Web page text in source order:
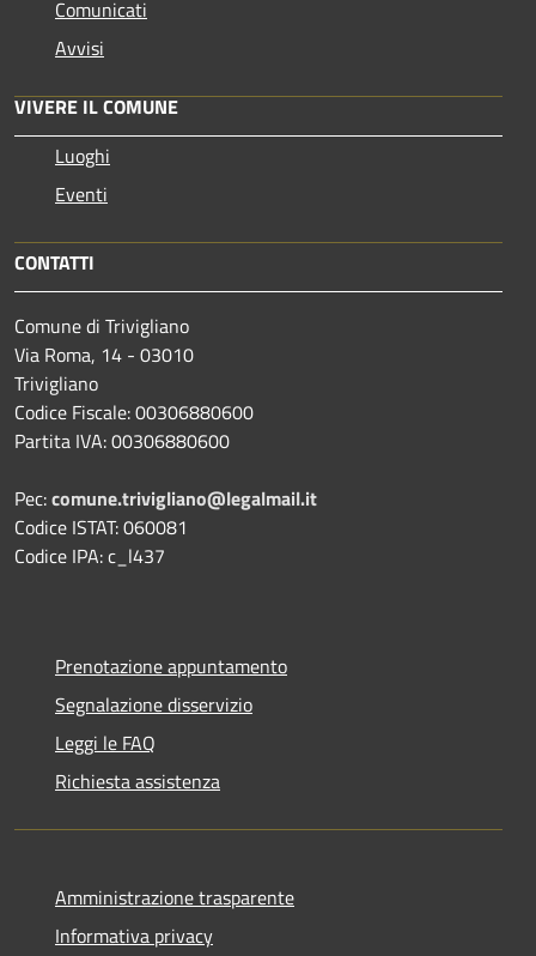
Comunicati
Avvisi
VIVERE IL COMUNE
Luoghi
Eventi
CONTATTI
Comune di Trivigliano
Via Roma, 14 - 03010
Trivigliano
Codice Fiscale: 00306880600
Partita IVA: 00306880600
Pec:comune.trivigliano@legalmail.it
Codice ISTAT: 060081
Codice IPA: c_l437
Prenotazione appuntamento
Segnalazione disservizio
Leggi le FAQ
Richiesta assistenza
Amministrazione trasparente
Informativa privacy